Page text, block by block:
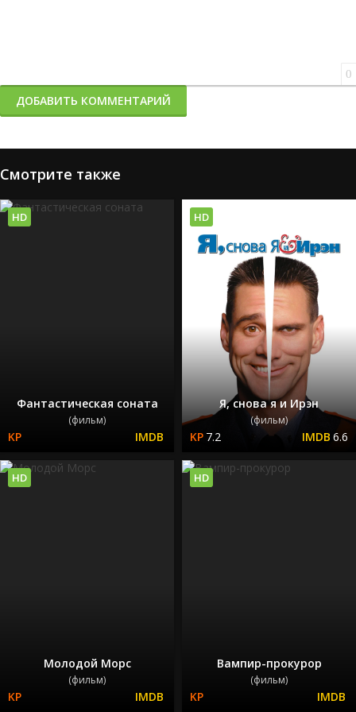
0
ДОБАВИТЬ КОММЕНТАРИЙ
Смотрите также
Фантастическая соната
(фильм)
HD
Я, снова я и Ирэн
(фильм)
7.2 6.6
HD
Молодой Морс
(фильм)
HD
Вампир-прокурор
(фильм)
HD